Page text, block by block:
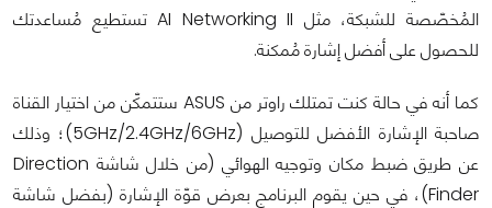
المُخصّصة للشبكة، مثل AI Networking II تستطيع مُساعدتك
للحصول على أفضل إشارة مُمكنة.
كما أنه في حالة كنت تمتلك راوتر من ASUS ستتمكّن من اختيار القناة
صاحبة الإشارة الأفضل للتوصيل (5GHz/2.4GHz/6GHz)؛ وذلك
عن طريق ضبط مكان وتوجيه الهوائي (من خلال شاشة Direction
Finder)، في حين يقوم البرنامج بعرض قوّة الإشارة (بفضل شاشة